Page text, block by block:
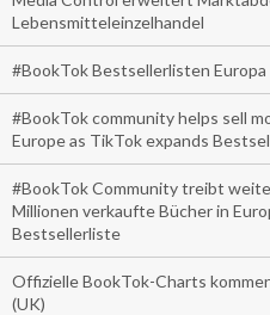
Lebensmitteleinzelhandel
#BookTok Bestsellerlisten
#BookTok community helps sell
Europe as TikTok expands
#BookTok Community treibt
Millionen verkaufte Bücher in
Bestsellerliste
Offizielle BookTok-Charts
(UK)